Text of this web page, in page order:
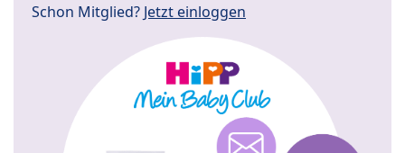
Schon Mitglied? Jetzt einloggen